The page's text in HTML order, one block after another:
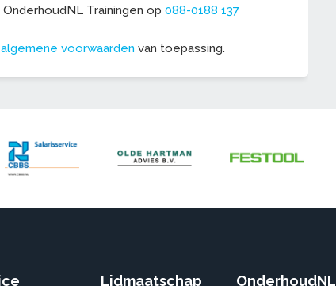
Trainingen op 088-0188 137
algemene voorwaarden van toepassing.
Lidmaatschap OnderhoudNL